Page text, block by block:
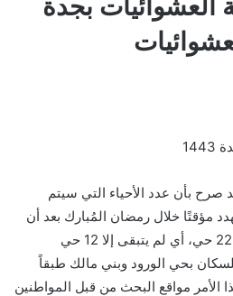
العشوائيات بجدة
صرح بأن عدد الأحياء التي سيتم
الهدد مؤقتًا خلال رمضان المُبارك بعد أن
تم الانتهاء من الإزالة لحوالي 22 حي، أي لم يتبقى إلا 12 حي
بحي الورود وبني مالك طبقاً
الأمر مواقع البحث من قبل المواطنين